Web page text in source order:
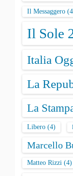
Il Messaggero
Il Sole
Italia
La
La
Libero (4)
Marcello
Matteo Rizzi (4)